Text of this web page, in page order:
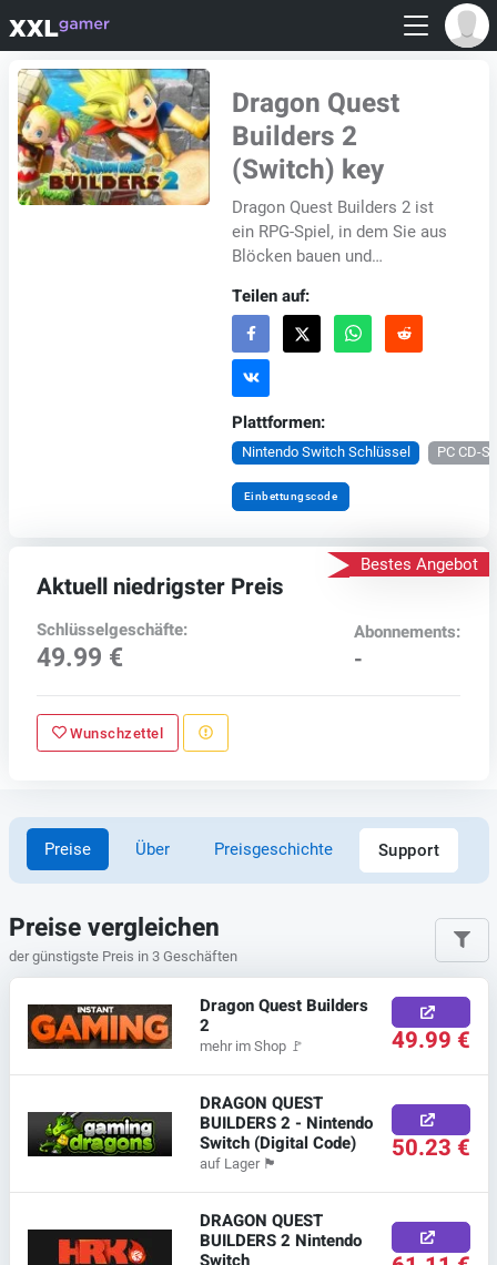
Dragon Quest
Builders 2
(Switch) key
Dragon Quest Builders 2 ist
ein RPG-Spiel, in dem Sie aus
Blöcken bauen und
Einzelspieler-Kampagne und
einen robusten Mehrspi...
Teilen auf:
Plattformen:
Nintendo Switch Schlüssel PC CD-
Einbettungscode
Bestes Angebot
Aktuell niedrigster Preis
Schlüsselgeschäfte:
49.99 €
Abonnements:
-
Wunschzettel
Preise Über Preisgeschichte Support
Preise vergleichen
der günstigste Preis in 3 Geschäften
Dragon Quest Builders
2
mehr im Shop 🚩 49.99 €
DRAGON QUEST
BUILDERS 2 - Nintendo
Switch (Digital Code)
auf Lager 🏴 50.23 €
DRAGON QUEST
BUILDERS 2 Nintendo